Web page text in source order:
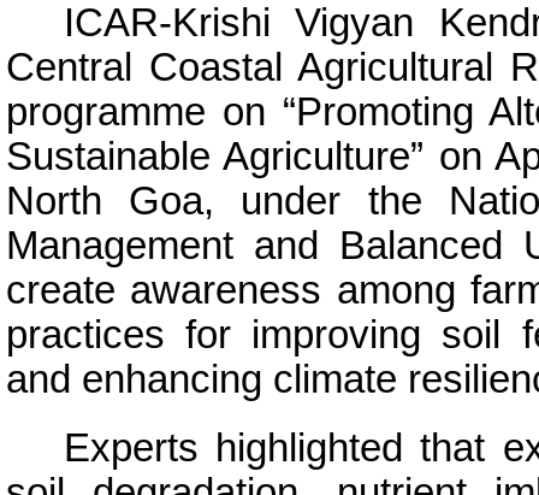
ICAR-Krishi Vigyan
Central Coastal Agricultural
programme on “Promoting
Sustainable Agriculture” on
North Goa, under the
Management and Balanced
create awareness among
practices for improving soil
and enhancing climate
Experts highlighted that